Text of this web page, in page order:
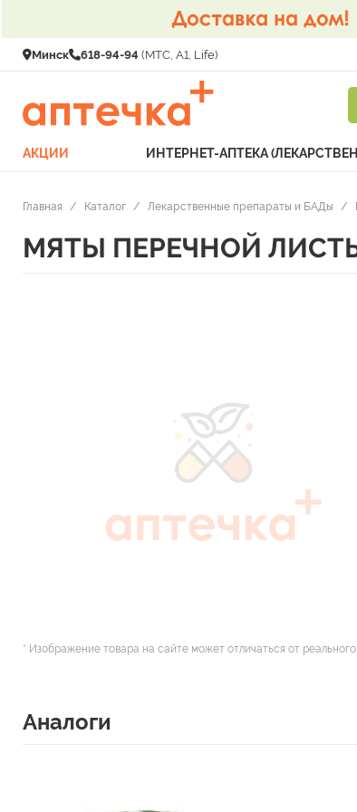
Минск 618-94-94 (МТС, A1, Life)
АКЦИИ ИНТЕРНЕТ-АПТЕКА
Главная / Каталог / Лекарственные препараты и БАДы /
МЯТЫ ПЕРЕЧНОЙ
* Изображение товара на сайте может отличаться от реального.
Аналоги